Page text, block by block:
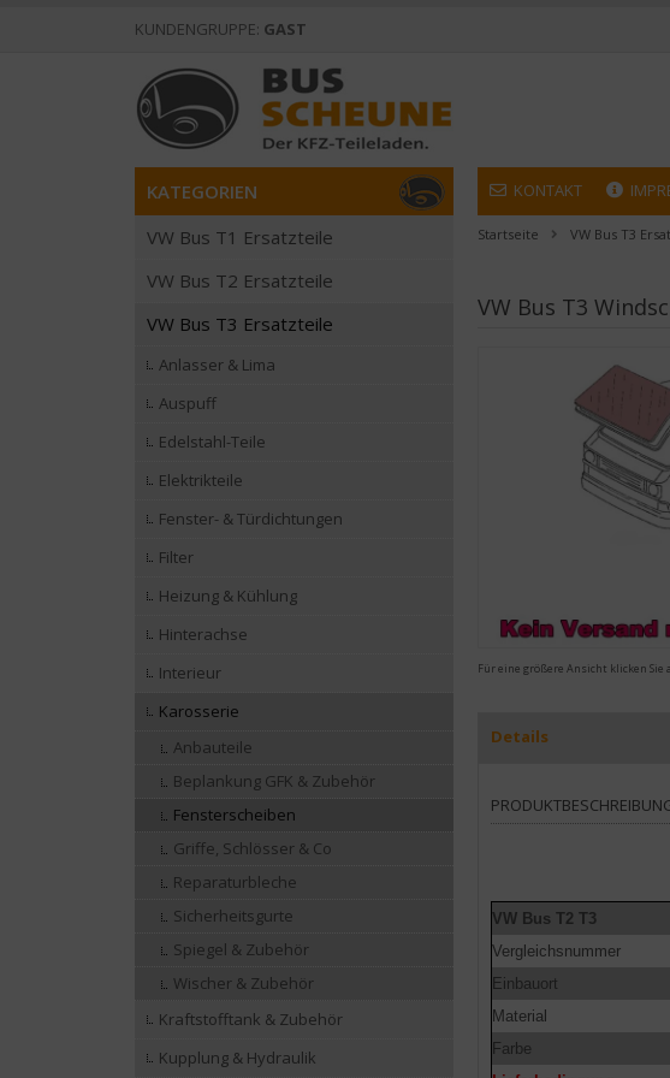
KUNDENGRUPPE: GAST
KONTAKT
Startseite VW Bus T3
VW Bus T3
Für eine größere Ansicht klicken Sie
Details
VW Bus T2 T3
Vergleichsnummer
Einbauort
Material
Farbe
KATEGORIEN
VW Bus T1 Ersatzteile
VW Bus T2 Ersatzteile
VW Bus T3 Ersatzteile
Anlasser & Lima
Auspuff
Edelstahl-Teile
Elektrikteile
Fenster- & Türdichtungen
Filter
Heizung & Kühlung
Hinterachse
Interieur
Karosserie
Anbauteile
Beplankung GFK & Zubehör
Fensterscheiben
Griffe, Schlösser & Co
Reparaturbleche
Sicherheitsgurte
Spiegel & Zubehör
Wischer & Zubehör
Kraftstofftank & Zubehör
Kupplung & Hydraulik